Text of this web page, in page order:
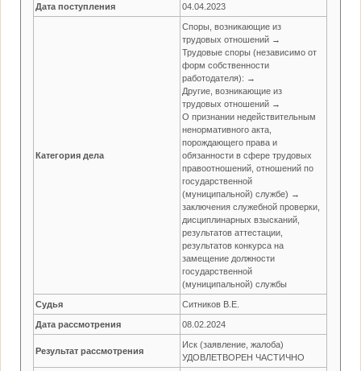
Дата поступления 04.04.2023
Категория дела
Споры, возникающие из
трудовых отношений →
Трудовые споры (независимо от
форм собственности
работодателя): →
Другие, возникающие из
трудовых отношений →
О признании недействительным
ненормативного акта,
порождающего права и
обязанности в сфере трудовых
правоотношений, отношений по
государственной
(муниципальной) службе) →
заключения служебной проверки,
дисциплинарных взысканий,
результатов аттестации,
результатов конкурса на
замещение должности
государственной
(муниципальной) службы
Судья Ситников В.Е.
Дата рассмотрения 08.02.2024
Результат рассмотрения
Иск (заявление, жалоба)
УДОВЛЕТВОРЕН ЧАСТИЧНО